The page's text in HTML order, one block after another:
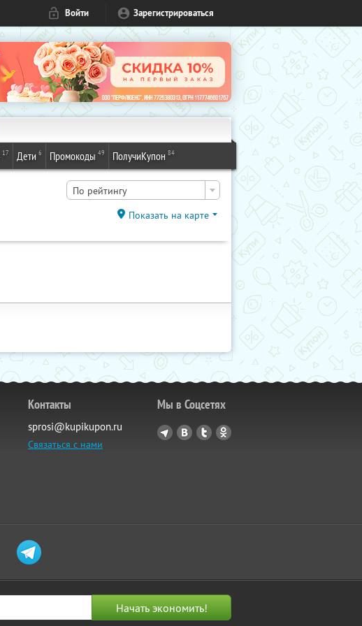
Войти Зарегистрироваться
17 Дети 6 Промокоды 49 ПолучиКупон 84
По рейтингу
Показать на карте
Контакты
sprosi@kupikupon.ru
Связаться с нами
Мы в Соцсетях